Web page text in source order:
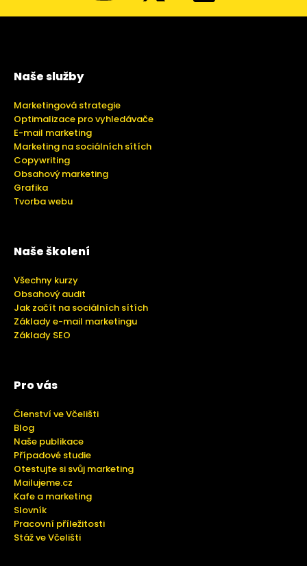
Naše služby
Marketingová strategie
Optimalizace pro vyhledávače
E-mail marketing
Marketing na sociálních sítích
Copywriting
Obsahový marketing
Grafika
Tvorba webu
Naše školení
Všechny kurzy
Obsahový audit
Jak začít na sociálních sítích
Základy e-mail marketingu
Základy SEO
Pro vás
Členství ve Včelišti
Blog
Naše publikace
Případové studie
Otestujte si svůj marketing
Mailujeme.cz
Kafe a marketing
Slovník
Pracovní příležitosti
Stáž ve Včelišti